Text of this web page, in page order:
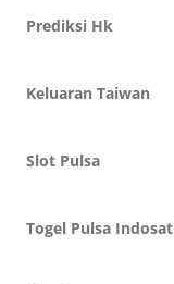
Prediksi Hk
Keluaran Taiwan
Slot Pulsa
Togel Pulsa Indosat